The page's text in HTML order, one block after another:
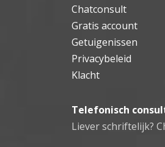
Chatconsult
Gratis account
Getuigenissen
Privacybeleid
Klacht
Telefonisch
Liever schriftelijk?